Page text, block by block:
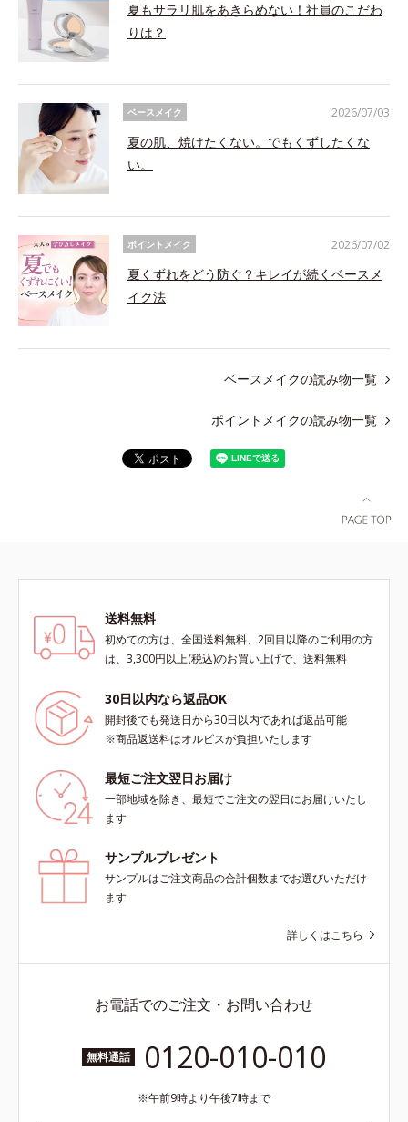
夏もサラリ肌をあきらめない！社員のこだわ
りは？
ベースメイク
夏の肌、焼けたくない。でもくずしたくな
い。
2026/07/03
ポイントメイク
夏くずれをどう防ぐ？キレイが続くベースメ
イク法
2026/07/02
ベースメイクの読み物一覧
ポイントメイクの読み物一覧
送料無料
初めての方は、全国送料無料、2回目以降のご利用の方
は、3,300円以上(税込)のお買い上げで、送料無料
30日以内なら返品OK
開封後でも発送日から30日以内であれば返品可能
※商品返送料はオルビスが負担いたします
最短ご注文翌日お届け
一部地域を除き、最短でご注文の翌日にお届けいたし
ます
サンプルプレゼント
サンプルはご注文商品の合計個数までお選びいただけ
ます
詳しくはこちら
お電話でのご注文・お問い合わせ
無料通話 0120-010-010
午前9時より午後7時まで